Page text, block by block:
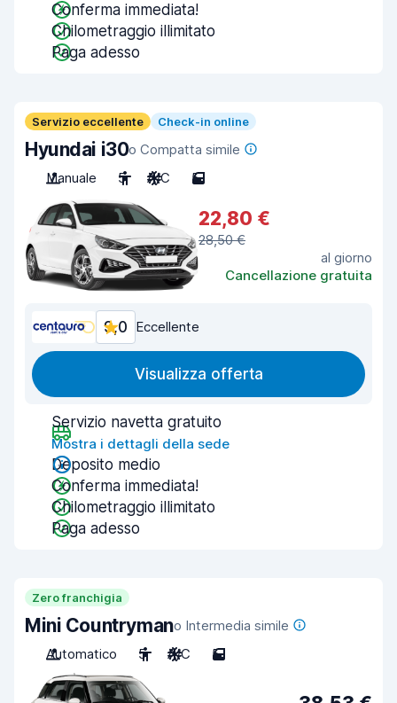
Conferma immediata!
Chilometraggio illimitato
Paga adesso
Servizio eccellente Check-in online
Hyundai i30o Compatta simile
Manuale
5 A/C 5
22,80 €
28,50 €
al giorno
Cancellazione gratuita
9,0 Eccellente
Visualizza offerta
Servizio navetta gratuito
Mostra i dettagli della sede
Deposito medio
Conferma immediata!
Chilometraggio illimitato
Paga adesso
Zero franchigia
Mini Countrymano Intermedia simile
Automatico
5 A/C 5